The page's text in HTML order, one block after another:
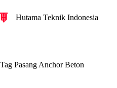
c
Hutama Teknik Indonesia
Tag Pasang Anchor Beton